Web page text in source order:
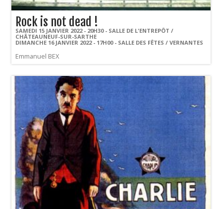
Rock is not dead !
SAMEDI 15 JANVIER 2022 - 20H30 - SALLE DE L'ENTREPÔT /
CHÂTEAUNEUF-SUR-SARTHE
DIMANCHE 16 JANVIER 2022 - 17H00 - SALLE DES FÊTES / VERNANTES
Emmanuel BEX